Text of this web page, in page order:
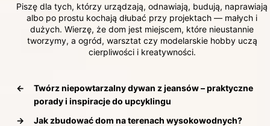
Piszę dla tych, którzy urządzają, odnawiają, budują, naprawiają
albo po prostu kochają dłubać przy projektach — małych i
dużych. Wierzę, że dom jest miejscem, które nieustannie
tworzymy, a ogród, warsztat czy modelarskie hobby uczą
cierpliwości i kreatywności.
←
Twórz niepowtarzalny dywan z jeansów – praktyczne
porady i inspiracje do upcyklingu
→
Jak zbudować dom na terenach wysokowodnych?